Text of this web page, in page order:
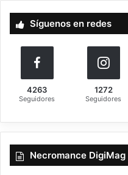
Síguenos en redes
4263
Seguidores
1272
Seguidores
Necromance DigiMag